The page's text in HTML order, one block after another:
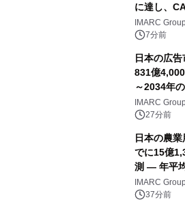
に達し、
測
IMARC
7分前
日本の広
831億
～2034年
IMARC
27分前
日本の農
でに15億
測 ― 年平
記録
IMARC
37分前